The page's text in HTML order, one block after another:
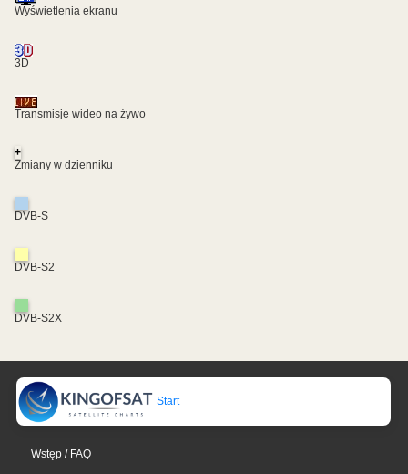
Wyświetlenia ekranu
3D
Transmisje wideo na żywo
+
Zmiany w dzienniku
DVB-S
DVB-S2
DVB-S2X
Start
Wstęp / FAQ